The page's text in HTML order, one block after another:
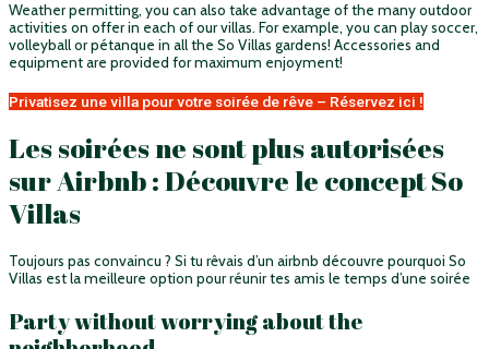
Weather permitting, you can also take advantage of the many outdoor
activities on offer in each of our villas. For example, you can play soccer,
volleyball or pétanque in all the So Villas gardens! Accessories and
equipment are provided for maximum enjoyment!
Privatisez une villa pour votre soirée de rêve – Réservez ici !
Les soirées ne sont plus autorisées
sur Airbnb : Découvre le concept So
Villas
Toujours pas convaincu ? Si tu rêvais d’un airbnb découvre pourquoi So
Villas est la meilleure option pour réunir tes amis le temps d’une soirée
Party without worrying about the